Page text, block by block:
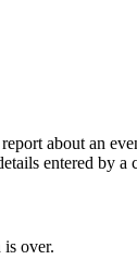
about an
entered by a
over.